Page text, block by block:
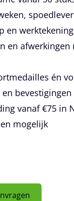
en
en
én
vanaf €75 in
mogelijk